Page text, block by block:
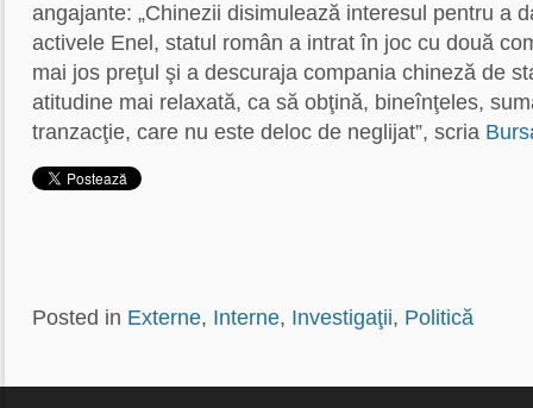
angajante: „Chinezii disimulează interesul pentru a
activele Enel, statul român a intrat în joc cu două
mai jos preţul şi a descuraja compania chineză de
atitudine mai relaxată, ca să obţină, bineînţeles,
tranzacţie, care nu este deloc de neglijat”, scria
Posted in Externe, Interne, Investigaţii, Politică